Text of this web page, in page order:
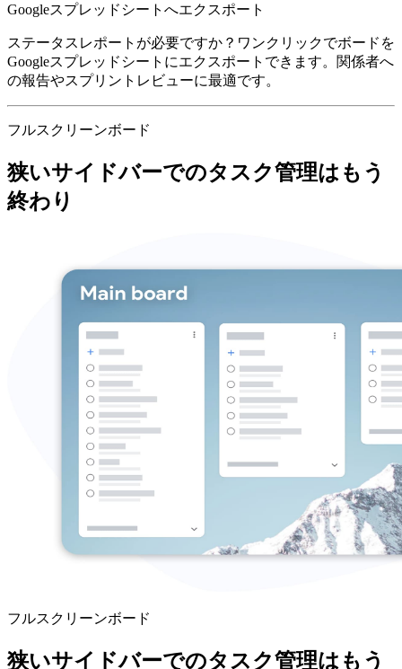
Googleスプレッドシートへエクスポート
ステータスレポートが必要ですか？ワンクリックでボードを
Googleスプレッドシートにエクスポートできます。関係者へ
の報告やスプリントレビューに最適です。
フルスクリーンボード
狭いサイドバーでのタスク管理はもう
終わり
フルスクリーンボード
狭いサイドバーでのタスク管理はもう